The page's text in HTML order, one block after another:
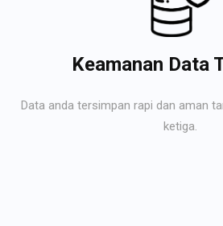
Keamanan Data
Data anda tersimpan rapi dan aman
ketiga.